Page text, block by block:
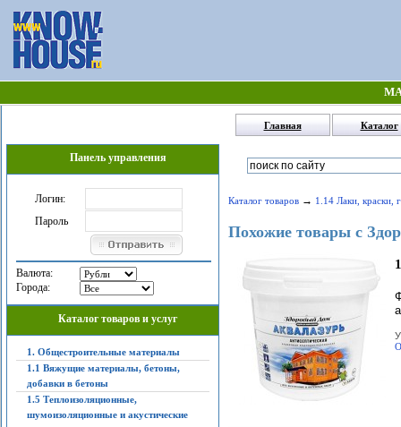
Главная Каталог
Панель управления
Логин:
Пароль
Валюта:
Города:
Каталог товаров и услуг
1. Общестроительные материалы
1.1 Вяжущие материалы, бетоны,
добавки в бетоны
1.5 Теплоизоляционные,
шумоизоляционные и акустические
Каталог товаров→ 1.14 Лаки, краски,
Похожие товары с